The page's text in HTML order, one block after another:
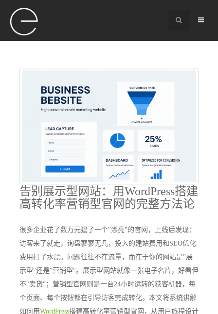
告别展示型网站：用WordPress搭建
高转化率营销型官网的完整方法论
很多企业花了数万元建了一个"漂亮"的官网，上线后发现：
访客来了就走，询盘寥寥无几，投入的建站费用和SEO优化
费用打了水漂。问题往往不在流量，而在于你的网站是"展
示型"还是"营销型"。展示型网站就像一张电子名片，好看但
不"卖货"；营销型官网则是一台24小时运转的获客机器，每
个页面、每个按钮都在引导访客完成转化。本文将系统讲解
如何用WordPress搭建高转化率营销型官网，从用户旅程设计